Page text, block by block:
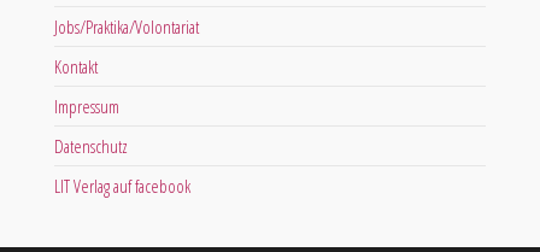
Jobs/Praktika/Volontariat
Kontakt
Impressum
Datenschutz
LIT Verlag auf facebook